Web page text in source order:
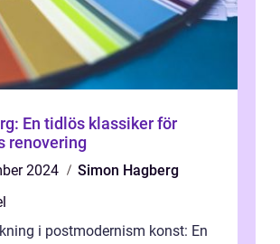
En tidlös klassiker för
renovering
2024
Simon Hagberg
i postmodernism konst: En